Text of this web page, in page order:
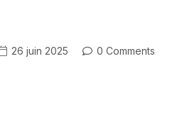
26 juin 2025
0 Comments